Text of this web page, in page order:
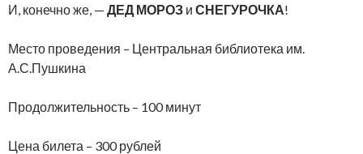
И, конечно же, — ДЕД МОРОЗ и СНЕГУРОЧКА!
Место проведения – Центральная библиотека им.
А.С.Пушкина
Продолжительность – 100 минут
Цена билета – 300 рублей